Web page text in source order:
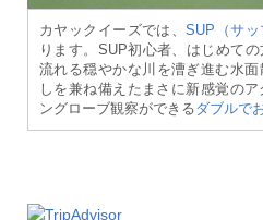
カヤックイーズでは、SUP（サッ
ります。SUP初心者、はじめて
流れる穏やかな川を漕ぎ進む水
しを兼ね備えたまさに新感覚の
ングローブ観察ができるダブルで